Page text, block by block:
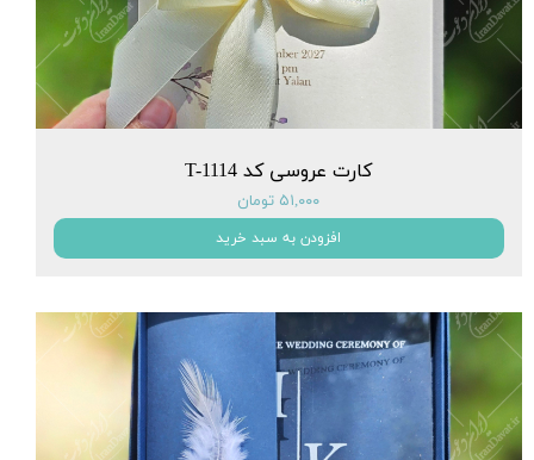
کارت عروسی کد T-1114
۵۱,۰۰۰ تومان
افزودن به سبد خرید